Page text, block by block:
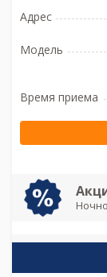
Адрес
Модель
Время приема